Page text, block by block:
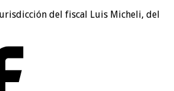
del fiscal Luis Micheli, del